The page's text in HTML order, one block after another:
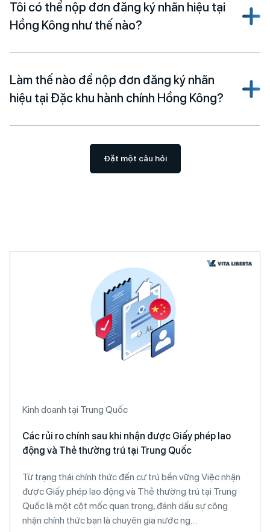
Tôi có thể nộp đơn đăng ký nhãn hiệu tại
Hồng Kông như thế nào?
Làm thế nào để nộp đơn đăng ký nhãn
hiệu tại Đặc khu hành chính Hồng Kông?
Đặt một câu hỏi
Kinh doanh tại Trung Quốc
Các rủi ro chính sau khi nhận được Giấy phép lao
động và Thẻ thường trú tại Trung Quốc
Từ trạng thái chính thức đến cư trú bền vững Việc nhận
được Giấy phép lao động và Thẻ thường trú tại Trung
Quốc là một cột mốc quan trọng, đánh dấu sự công
nhận chính thức bạn là chuyên gia nước ng…